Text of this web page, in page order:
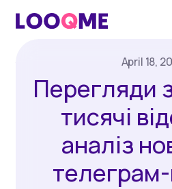
April 18,
Перегляди
тисячі
аналіз
телеграм-